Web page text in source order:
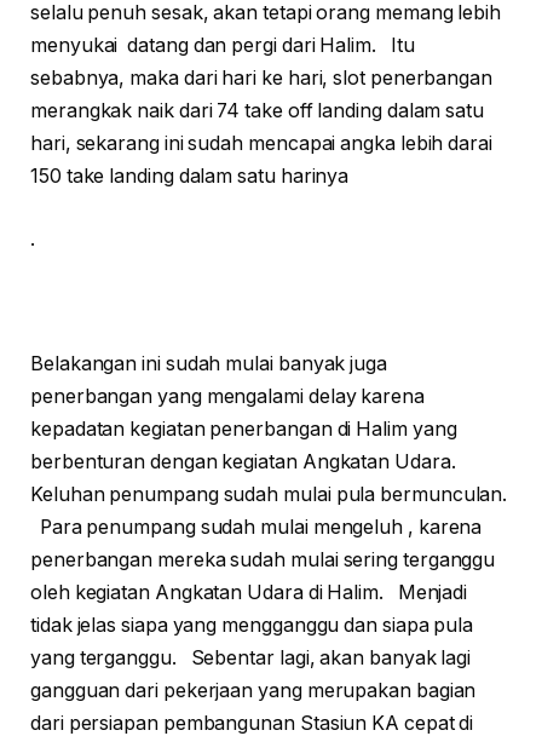
selalu penuh sesak, akan tetapi orang memang lebih
menyukai datang dan pergi dari Halim. Itu
sebabnya, maka dari hari ke hari, slot penerbangan
merangkak naik dari 74 take off landing dalam satu
hari, sekarang ini sudah mencapai angka lebih darai
150 take landing dalam satu harinya
.
Belakangan ini sudah mulai banyak juga
penerbangan yang mengalami delay karena
kepadatan kegiatan penerbangan di Halim yang
berbenturan dengan kegiatan Angkatan Udara.
Keluhan penumpang sudah mulai pula bermunculan.
Para penumpang sudah mulai mengeluh , karena
penerbangan mereka sudah mulai sering terganggu
oleh kegiatan Angkatan Udara di Halim. Menjadi
tidak jelas siapa yang mengganggu dan siapa pula
yang terganggu. Sebentar lagi, akan banyak lagi
gangguan dari pekerjaan yang merupakan bagian
dari persiapan pembangunan Stasiun KA cepat di